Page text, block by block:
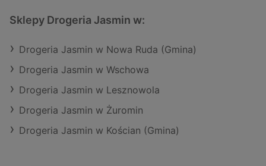
Sklepy Drogeria Jasmin w:
Drogeria Jasmin w Nowa Ruda (Gmina)
Drogeria Jasmin w Wschowa
Drogeria Jasmin w Lesznowola
Drogeria Jasmin w Żuromin
Drogeria Jasmin w Kościan (Gmina)